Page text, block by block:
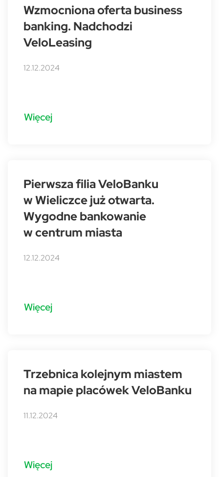
Wzmocniona oferta business
banking. Nadchodzi
VeloLeasing
12.12.2024
Więcej
Pierwsza filia VeloBanku
w Wieliczce już otwarta.
Wygodne bankowanie
w centrum miasta
12.12.2024
Więcej
Trzebnica kolejnym miastem
na mapie placówek VeloBanku
11.12.2024
Więcej